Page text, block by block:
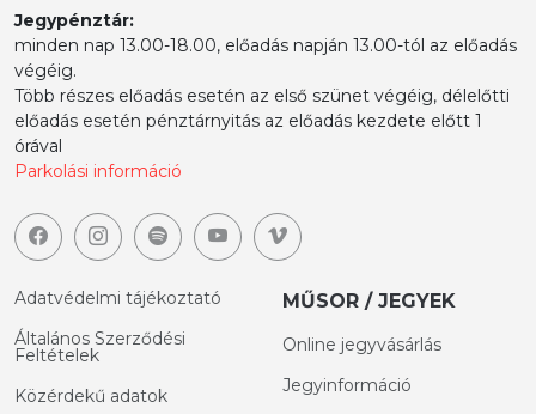
Jegypénztár:
minden nap 13.00-18.00, előadás napján 13.00-tól az előadás
végéig.
Több részes előadás esetén az első szünet végéig, délelőtti
előadás esetén pénztárnyitás az előadás kezdete előtt 1
órával
Parkolási információ
Adatvédelmi tájékoztató
Általános Szerződési
Feltételek
Közérdekű adatok
MŰSOR / JEGYEK
Online jegyvásárlás
Jegyinformáció